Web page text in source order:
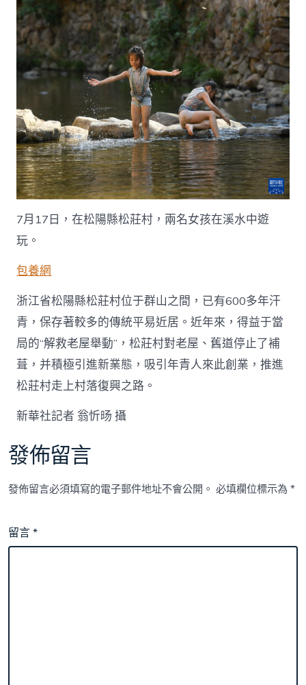
7月17日，在松陽縣松莊村，兩名女孩在溪水中遊
玩。
包養網
浙江省松陽縣松莊村位于群山之間，已有600多年汗
青，保存著較多的傳統平易近居。近年來，得益于當
局的“解救老屋舉動”，松莊村對老屋、舊道停止了補
葺，并積極引進新業態，吸引年青人來此創業，推進
松莊村走上村落復興之路。
新華社記者 翁忻旸 攝
發佈留言
發佈留言必須填寫的電子郵件地址不會公開。 必填欄位標示為*
留言*